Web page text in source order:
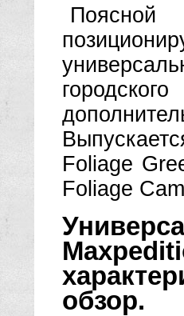
Поясной
Foliage
Foliage
обзор.